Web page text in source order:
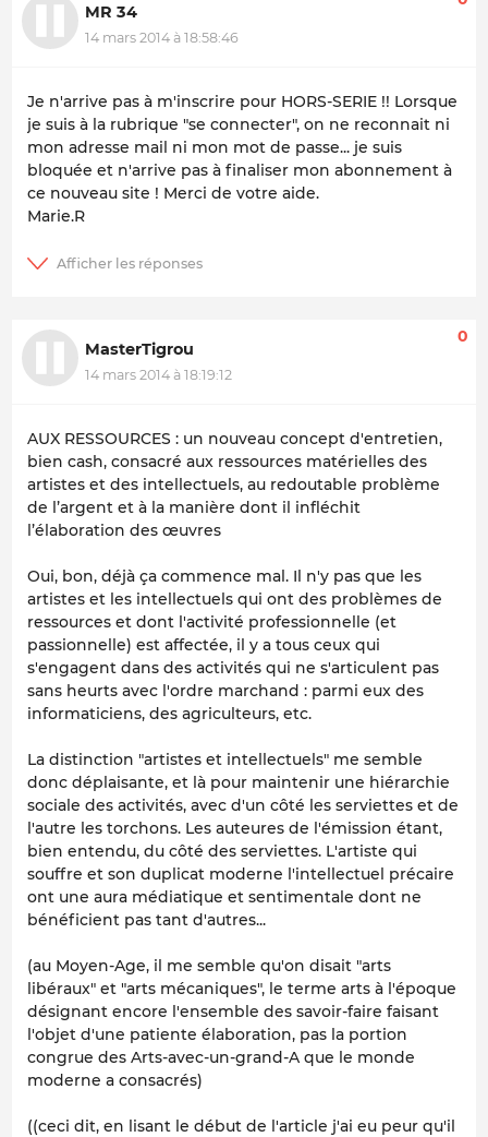
MR 34
14 mars 2014 à 18:58:46
Je n'arrive pas à m'inscrire pour HORS-SERIE !! Lorsque
je suis à la rubrique "se connecter", on ne reconnait ni
mon adresse mail ni mon mot de passe... je suis
bloquée et n'arrive pas à finaliser mon abonnement à
ce nouveau site ! Merci de votre aide.
Marie.R
MasterTigrou
14 mars 2014 à 18:19:12
0
AUX RESSOURCES : un nouveau concept d'entretien,
bien cash, consacré aux ressources matérielles des
artistes et des intellectuels, au redoutable problème
de l’argent et à la manière dont il infléchit
l’élaboration des œuvres
Oui, bon, déjà ça commence mal. Il n'y pas que les
artistes et les intellectuels qui ont des problèmes de
ressources et dont l'activité professionnelle (et
passionnelle) est affectée, il y a tous ceux qui
s'engagent dans des activités qui ne s'articulent pas
sans heurts avec l'ordre marchand : parmi eux des
informaticiens, des agriculteurs, etc.
La distinction "artistes et intellectuels" me semble
donc déplaisante, et là pour maintenir une hiérarchie
sociale des activités, avec d'un côté les serviettes et de
l'autre les torchons. Les auteures de l'émission étant,
bien entendu, du côté des serviettes. L'artiste qui
souffre et son duplicat moderne l'intellectuel précaire
ont une aura médiatique et sentimentale dont ne
bénéficient pas tant d'autres...
(au Moyen-Age, il me semble qu'on disait "arts
libéraux" et "arts mécaniques", le terme arts à l'époque
désignant encore l'ensemble des savoir-faire faisant
l'objet d'une patiente élaboration, pas la portion
congrue des Arts-avec-un-grand-A que le monde
moderne a consacrés)
((ceci dit, en lisant le début de l'article j'ai eu peur qu'il